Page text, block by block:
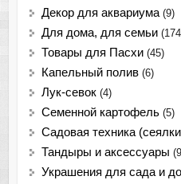
Декор для аквариума (9)
Для дома, для семьи
Товары для Пасхи (45)
Капельный полив (6)
Лук-севок (4)
Семенной картофель (5)
Садовая техника
Тандыры и аксессуары
Украшения для сада и